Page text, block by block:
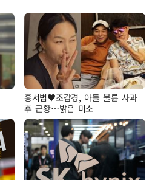
홍서범♥조갑경, 아들 불륜 사과
후 근황…밝은 미소